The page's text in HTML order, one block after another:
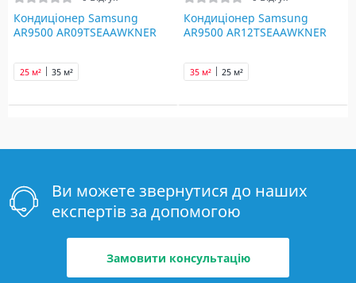
Кондиціонер Samsung
AR9500 AR09TSEAAWKNER
25 м² 35 м²
Кондиціонер Samsung
AR9500 AR12TSEAAWKNER
25 м²
35 м²
Ви можете звернутися до наших
експертів за допомогою
Замовити консультацію